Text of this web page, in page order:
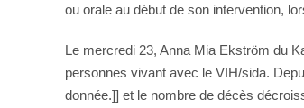
ou orale au début de son intervention,
Le mercredi 23, Anna Mia Ekström du
personnes vivant avec le VIH/sida.
donnée.]] et le nombre de décès